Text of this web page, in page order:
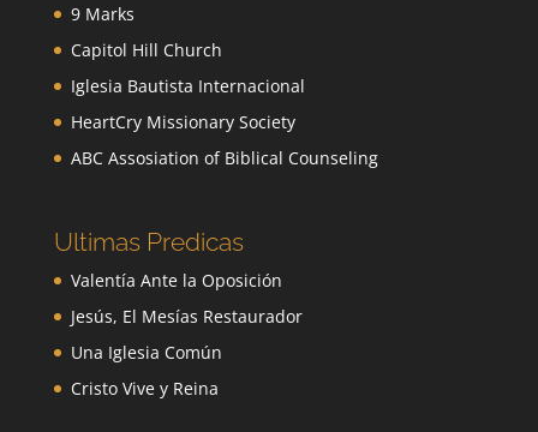
9 Marks
Capitol Hill Church
Iglesia Bautista Internacional
HeartCry Missionary Society
ABC Assosiation of Biblical Counseling
Ultimas Predicas
Valentía Ante la Oposición
Jesús, El Mesías Restaurador
Una Iglesia Común
Cristo Vive y Reina